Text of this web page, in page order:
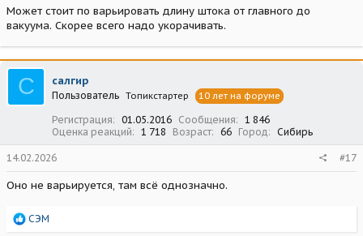
Может стоит по варьировать длину штока от главного до
вакуума. Скорее всего надо укорачивать.
С салгир
Пользователь Топикстартер 10 лет на форуме
Регистрация 01.05.2016 Сообщения
1 846
Оценка реакций
1 718 Возраст 66 Город Сибирь
14.02.2026 #17
Оно не варьируется, там всё однозначно.
Р
СЭМ